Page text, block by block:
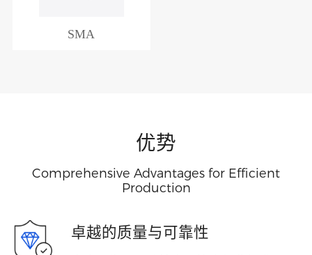
SMA
优势
Comprehensive Advantages for Efficient
Production
卓越的质量与可靠性